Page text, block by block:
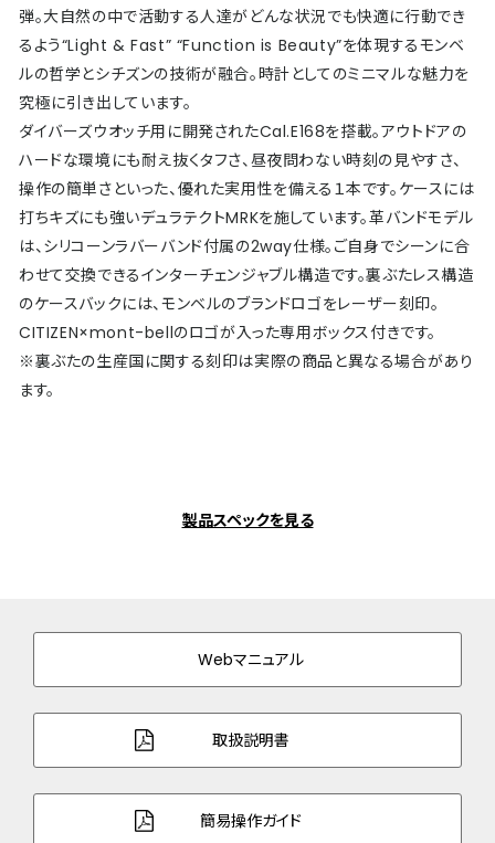
弾。大自然の中で活動する人達がどんな状況でも快適に行動でき
るよう“Light & Fast” “Function is Beauty”を体現するモンベ
ルの哲学とシチズンの技術が融合。時計としてのミニマルな魅力を
究極に引き出しています。
ダイバーズウオッチ用に開発されたCal.E168を搭載。アウトドアの
ハードな環境にも耐え抜くタフさ、昼夜問わない時刻の見やすさ、
操作の簡単さといった、優れた実用性を備える１本です。ケースには
打ちキズにも強いデュラテクトMRKを施しています。革バンドモデル
は、シリコーンラバーバンド付属の2way仕様。ご自身でシーンに合
わせて交換できるインターチェンジャブル構造です。裏ぶたレス構造
のケースバックには、モンベルのブランドロゴをレーザー刻印。
CITIZEN×mont-bellのロゴが入った専用ボックス付きです。
※裏ぶたの生産国に関する刻印は実際の商品と異なる場合があり
ます。
製品スペックを見る
Webマニュアル
取扱説明書
簡易操作ガイド